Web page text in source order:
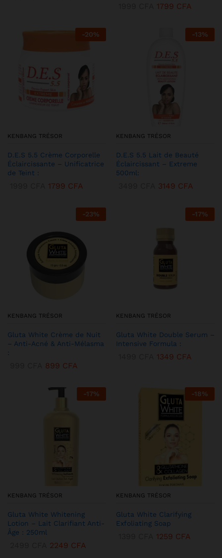
1799 CFA
-20%
KENBANG TRÉSOR
D.E.S 5.5 Crème Corporelle
Éclaircissante – Unificatrice
de Teint :
1799 CFA
-13%
KENBANG TRÉSOR
D.E.S 5.5 Lait de Beauté
Éclaircissant – Extreme
500ml:
3149 CFA
-23%
KENBANG TRÉSOR
Gluta White Crème de Nuit
– Anti-Acné & Anti-Mélasma
:
899 CFA
-17%
KENBANG TRÉSOR
Gluta White Double Serum –
Intensive Formula :
1349 CFA
-17%
KENBANG TRÉSOR
Gluta White Whitening
Lotion – Lait Clarifiant Anti-
Âge : 250ml
2249 CFA
-18%
KENBANG TRÉSOR
Gluta White Clarifying
Exfoliating Soap
1259 CFA